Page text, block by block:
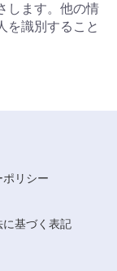
します。他の情
を識別すること
ポリシー
基づく表記